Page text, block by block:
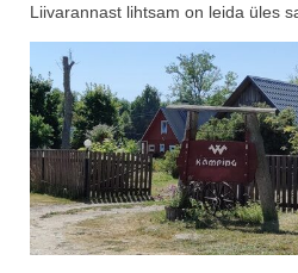
Liivarannast lihtsam on leida üles